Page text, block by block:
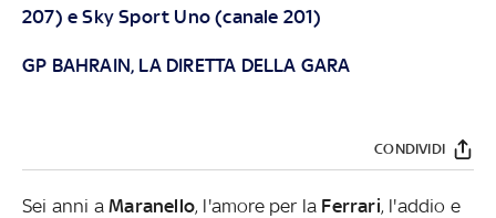
207) e Sky Sport Uno (canale 201)
GP BAHRAIN, LA DIRETTA DELLA GARA
CONDIVIDI
Sei anni aMaranello, l'amore per la Ferrari, l'addio e